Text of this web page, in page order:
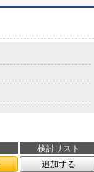
検討リスト
追加する